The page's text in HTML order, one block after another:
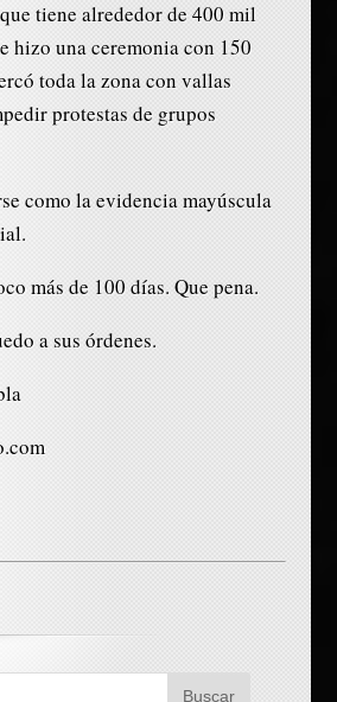
tiene alrededor de 400 mil
hizo una ceremonia con 150
toda la zona con vallas
protestas de grupos
como la evidencia mayúscula
más de 100 días. Que pena.
a sus órdenes.